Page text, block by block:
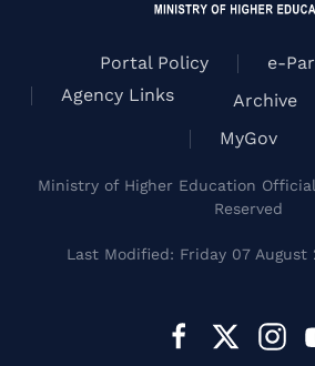
Portal Policy
e-
Agency Links
Archive
MyGov
Ministry of Higher Education
Reserved
Last Modified: Friday 07 August